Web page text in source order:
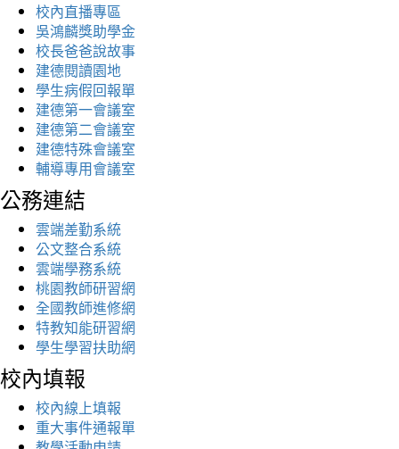
校內直播專區
吳鴻麟獎助學金
校長爸爸說故事
建德閱讀園地
學生病假回報單
建德第一會議室
建德第二會議室
建德特殊會議室
輔導專用會議室
公務連結
雲端差勤系統
公文整合系統
雲端學務系統
桃園教師研習網
全國教師進修網
特教知能研習網
學生學習扶助網
校內填報
校內線上填報
重大事件通報單